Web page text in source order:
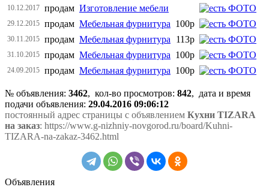
10.12.2017 продам Изготовление мебели
29.12.2015 продам Мебельная фурнитура 100р
30.11.2015 продам Мебельная фурнитура 113р
31.10.2015 продам Мебельная фурнитура 100р
24.09.2015 продам Мебельная фурнитура 100р
№ объявления: 3462, кол-во просмотров: 842, дата и время
подачи объявления: 29.04.2016 09:06:12
постоянный адрес страницы с объявлением Кухни TIZARA
на заказ: https://www.g-nizhniy-novgorod.ru/board/Kuhni-
TIZARA-na-zakaz-3462.html
Объявления